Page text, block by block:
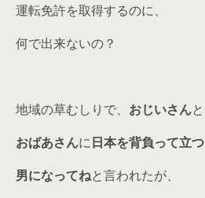
運転免許を取得するのに、
何で出来ないの？
地域の草むしりで、 おじいさんと
おばあさんに日本を背負って立つ
男になってねと言われたが、